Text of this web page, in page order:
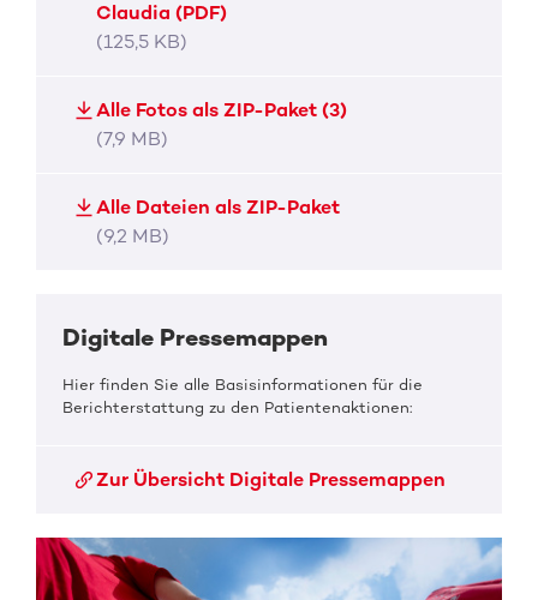
Claudia (PDF)
(125,5 KB)
Alle Fotos als ZIP-Paket (3)
(7,9 MB)
Alle Dateien als ZIP-Paket
(9,2 MB)
Digitale Pressemappen
Hier finden Sie alle Basisinformationen für die
Berichterstattung zu den Patientenaktionen:
Zur Übersicht Digitale Pressemappen